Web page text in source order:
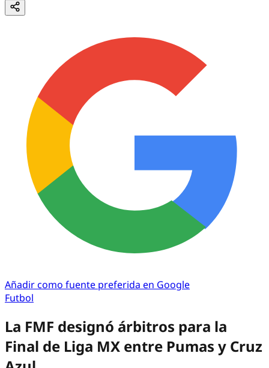
Añadir como fuente preferida en Google
Futbol
La FMF designó árbitros para la
Final de Liga MX entre Pumas y Cruz